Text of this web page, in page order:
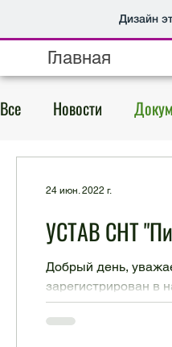
Дизайн
Главная
Все Новости
УСТАВ СНТ
Добрый день,
зарегистрирован в
24 июн. 2022 г.